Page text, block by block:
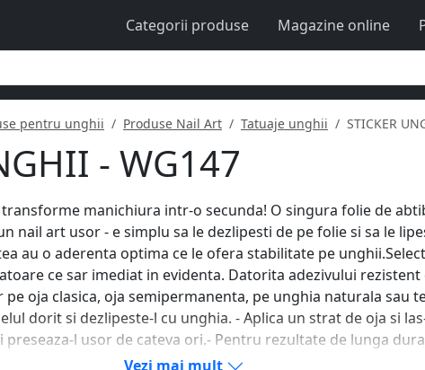
Categorii produse Magazine online
pentru unghii Produse Nail Art Tatuaje unghii STICKER
- WG147
manichiura intr-o secunda! O singura folie de
nail art usor - e simplu sa le dezlipesti de pe folie si sa le
au o aderenta optima ce le ofera stabilitate pe
ce sar imediat in evidenta. Datorita adezivului rezistent
oja clasica, oja semipermanenta, pe unghia naturala sau
dorit si dezlipeste-l cu unghia. - Aplica un strat de oja si
preseaza-l usor de cateva ori.- Pentru rezultate de lunga
Vezi mai mult